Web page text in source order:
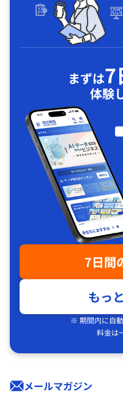
まずは7
体験
7日間
もっ
※ 期間内に自
料金は
メールマガジン